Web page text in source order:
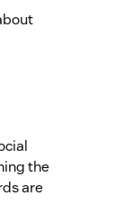
the
are